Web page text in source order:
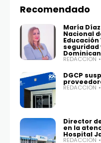
Recomendado
María
Nacional
seguridad
REDACCIÓN
DGCP
REDACCIÓN
Director
en la
Hospital
REDACCIÓN